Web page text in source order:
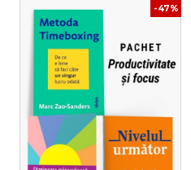
-47%